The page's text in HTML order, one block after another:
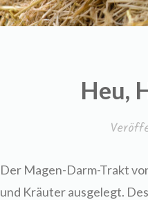
Heu,
Der Magen-Darm-Trakt
und Kräuter ausgelegt.